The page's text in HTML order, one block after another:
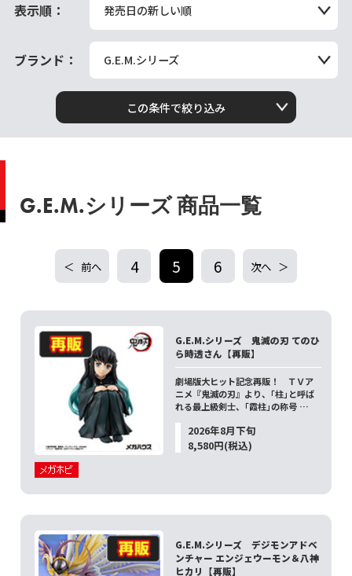
表示順： 発売日の新しい順
ブランド： G.E.M.シリーズ
この条件で絞り込み
G.E.M.シリーズ 商品一覧
前へ 4 5 6 次へ
G.E.M.シリーズ 鬼滅の刃 てのひ
ら時透さん【再販】
劇場版大ヒット記念再販！ ＴＶア
ニメ『鬼滅の刃』より、｢柱｣と呼ば
れる最上級剣士、｢霞柱｣の称号 …
2026年8月下旬
8,580円(税込)
G.E.M.シリーズ デジモンアドベ
ンチャー エンジェウーモン＆八神
ヒカリ【再販】